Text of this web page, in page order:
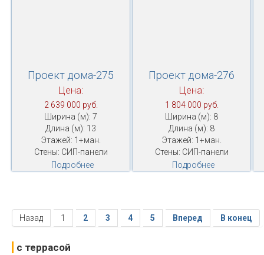
Проект дома-275
Цена:
2 639 000 руб.
Ширина (м): 7
Длина (м): 13
Этажей: 1+ман.
Стены: СИП-панели
Подробнее
Проект дома-276
Цена:
1 804 000 руб.
Ширина (м): 8
Длина (м): 8
Этажей: 1+ман.
Стены: СИП-панели
Подробнее
Назад 1 2 3 4 5 Вперед В конец
с террасой